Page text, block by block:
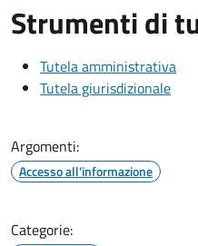
Strumenti di
Tutela amministrativa
Tutela giurisdizionale
Argomenti:
Accesso all'informazione
Categorie: